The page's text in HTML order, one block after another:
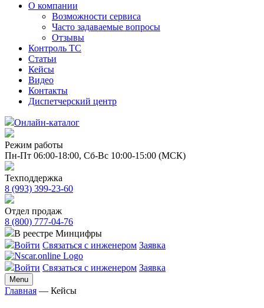
О компании
Возможности сервиса
Часто задаваемые вопросы
Отзывы
Контроль ТС
Статьи
Кейсы
Видео
Контакты
Диспетчерский центр
Онлайн-каталог
Режим работы
Пн-Пт 06:00-18:00, Сб-Вс 10:00-15:00 (МСК)
Техподдержка
8 (993) 399-23-60
Отдел продаж
8 (800) 777-04-76
В реестре Минцифры
Войти Связаться с инженером Заявка
Войти Связаться с инженером Заявка
Menu
Главная — Кейсы